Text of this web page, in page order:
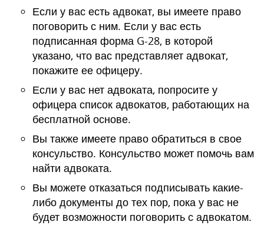
Если у вас есть адвокат, вы имеете право
поговорить с ним. Если у вас есть
подписанная форма G-28, в которой
указано, что вас представляет адвокат,
покажите ее офицеру.
Если у вас нет адвоката, попросите у
офицера список адвокатов, работающих на
бесплатной основе.
Вы также имеете право обратиться в свое
консульство. Консульство может помочь вам
найти адвоката.
Вы можете отказаться подписывать какие-
либо документы до тех пор, пока у вас не
будет возможности поговорить с адвокатом.